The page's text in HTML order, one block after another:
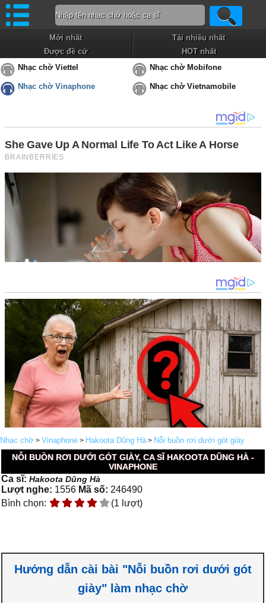
Mới nhất
Tải nhiều nhất
Được đề cử
HOT nhất
Nhạc chờ Viettel
Nhạc chờ Mobifone
Nhạc chờ Vinaphone Nhạc chờ Vietnamobile
Nhạc chờ > Vinaphone > Hakoota Dũng Hà> Nỗi buồn rơi dưới gót giày
NỖI BUỒN RƠI DƯỚI GÓT GIÀY, CA SĨ HAKOOTA DŨNG HÀ -
VINAPHONE
Ca sĩ:Hakoota Dũng Hà
Lượt nghe: 1556 Mã số: 246490
Bình chọn:
(1 lượt)
Hướng dẫn cài bài "Nỗi buồn rơi dưới gót
giày" làm nhạc chờ